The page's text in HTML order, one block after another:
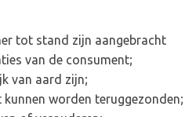
tot stand zijn aangebracht
van de consument;
van aard zijn;
worden teruggezonden;